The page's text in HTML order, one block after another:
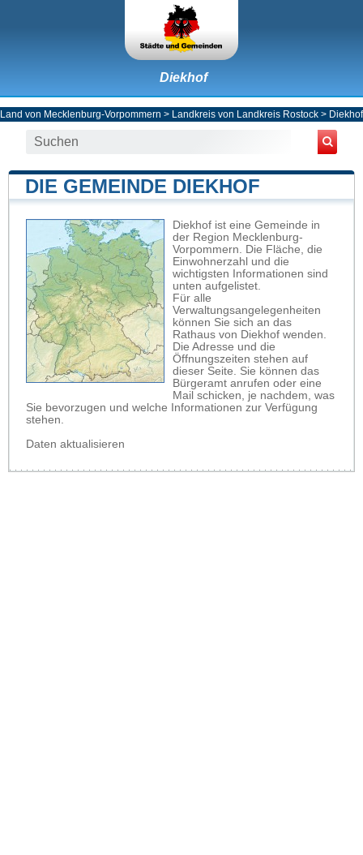
Diekhof
Land von Mecklenburg-Vorpommern > Landkreis von Landkreis Rostock > Diekhof
DIE GEMEINDE DIEKHOF
Diekhof ist eine Gemeinde in
der Region Mecklenburg-
Vorpommern. Die Fläche, die
Einwohnerzahl und die
wichtigsten Informationen sind
unten aufgelistet.
Für alle
Verwaltungsangelegenheiten
können Sie sich an das
Rathaus von Diekhof wenden.
Die Adresse und die
Öffnungszeiten stehen auf
dieser Seite. Sie können das
Bürgeramt anrufen oder eine
Mail schicken, je nachdem, was
Sie bevorzugen und welche Informationen zur Verfügung
stehen.
Daten aktualisieren